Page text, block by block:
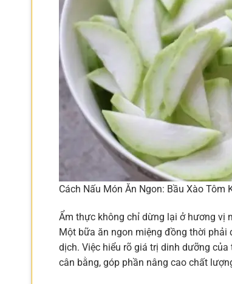
Cách Nấu Món Ăn Ngon: Bầu Xào Tôm
Ẩm thực không chỉ dừng lại ở hương vị
Một bữa ăn ngon miệng đồng thời phải
dịch. Việc hiểu rõ giá trị dinh dưỡng
cân bằng, góp phần nâng cao chất